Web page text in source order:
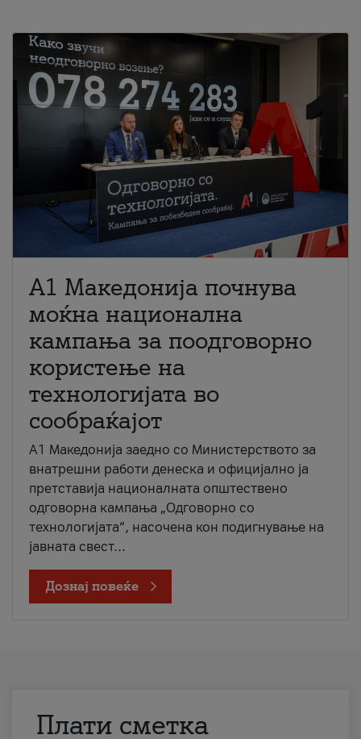
A1 Македонија почнува
моќна национална
кампања за поодговорно
користење на
технологијата во
сообраќајот
A1 Македонија заедно со Министерството за
внатрешни работи денеска и официјално ја
претставија националната општествено
одговорна кампања „Одговорно со
технологијата“, насочена кон подигнување на
јавната свест...
Дознај повеќе
Плати сметка